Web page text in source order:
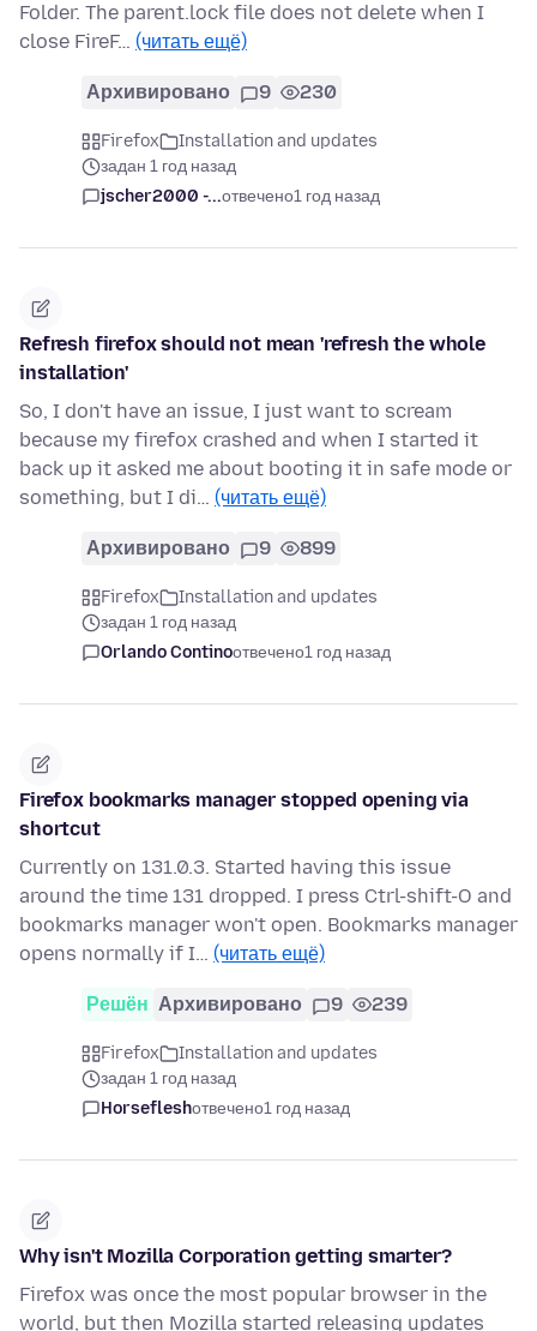
Folder. The parent.lock file does not delete when I
close FireF… (читать ещё)
Архивировано 9 230
Firefox
Installation and updates
задан 1 год назад
jscher2000 -...отвечено1 год назад
Refresh firefox should not mean 'refresh the whole
installation'
So, I don't have an issue, I just want to scream
because my firefox crashed and when I started it
back up it asked me about booting it in safe mode or
something, but I di… (читать ещё)
Архивировано 9 899
Firefox
Installation and updates
задан 1 год назад
Orlando Continoотвечено1 год назад
Firefox bookmarks manager stopped opening via
shortcut
Currently on 131.0.3. Started having this issue
around the time 131 dropped. I press Ctrl-shift-O and
bookmarks manager won't open. Bookmarks manager
opens normally if I… (читать ещё)
Решён Архивировано 9 239
Firefox
Installation and updates
задан 1 год назад
Horsefleshотвечено1 год назад
Why isn't Mozilla Corporation getting smarter?
Firefox was once the most popular browser in the
world, but then Mozilla started releasing updates